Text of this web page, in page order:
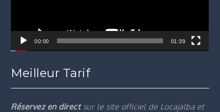
00:00 01:39
Meilleur Tarif
Réservez en directsur le site officiel de Locajalba et